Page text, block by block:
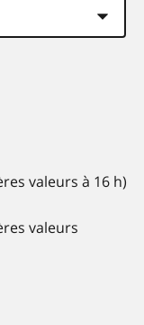
valeurs à 16 h)
valeurs